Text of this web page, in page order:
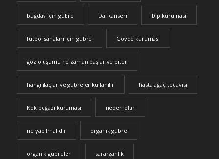
buğday için gübre Dal kanseri Dip kuruması
futbol sahaları için gübre Gövde kuruması
göz oluşumu ne zaman başlar ve biter
hangi ilaçlar ve gübreler kullanılır hasta ağaç tedavisi
Kök boğazı kuruması neden olur
ne yapılmalıdır organik gübre
organik gübreler sararganlık